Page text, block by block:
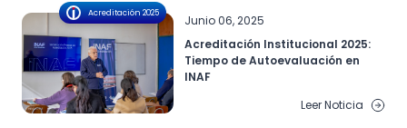
Acreditación 2025
Junio 06, 2025
Acreditación Institucional 2025:
Tiempo de Autoevaluación en
INAF
Leer Noticia